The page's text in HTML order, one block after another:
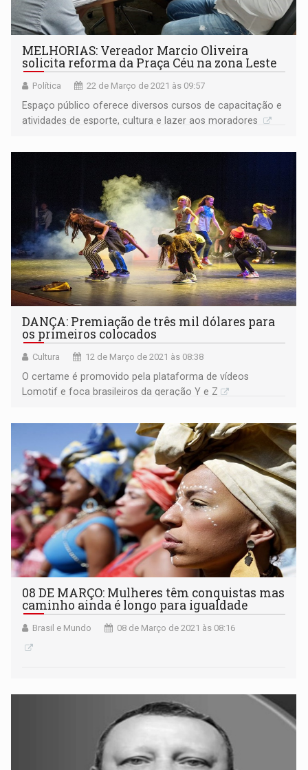
MELHORIAS: Vereador Marcio Oliveira
solicita reforma da Praça Céu na zona Leste
Política 22 de Março de 2021 às 09:57
Espaço público oferece diversos cursos de capacitação e
atividades de esporte, cultura e lazer aos moradores
DANÇA: Premiação de três mil dólares para
os primeiros colocados
Cultura 12 de Março de 2021 às 08:38
O certame é promovido pela plataforma de vídeos
Lomotif e foca brasileiros da geração Y e Z
08 DE MARÇO: Mulheres têm conquistas mas
caminho ainda é longo para igualdade
Brasil e Mundo 08 de Março de 2021 às 08:16